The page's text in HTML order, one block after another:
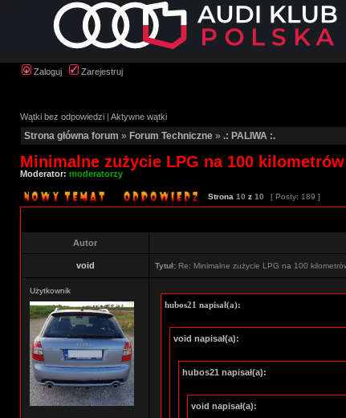
Zaloguj Zarejestruj
Wątki bez odpowiedzi | Aktywne wątki
Strona główna forum » Forum Techniczne » .: PALIWA :.
Minimalne zużycie LPG na 100
Moderator: moderatorzy
Strona 10 z 10 [ Posty: 189 ]
Autor
void Tytuł: Re: Minimalne zużycie LPG na 100
Użytkownik
hubos21 napisał(a):
void napisał(a):
hubos21 napisał(a):
void napisał(a):